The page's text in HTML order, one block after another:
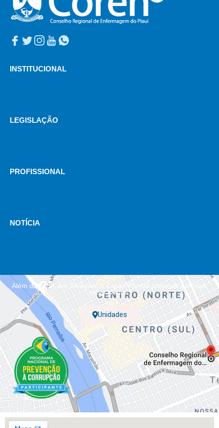
INSTITUCIONAL
LEGISLAÇÃO
PROFISSIONAL
NOTÍCIA
Além da sede, em Teresina, o Coren-PI está presente em mais
sete cidades.
Unidades